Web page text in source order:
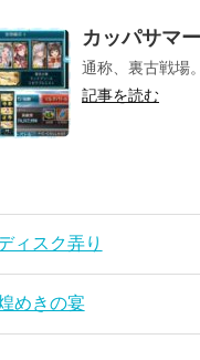
カッパサマ
通称、裏古戦場。
記事を読む
ィスク弄り
めきの宴